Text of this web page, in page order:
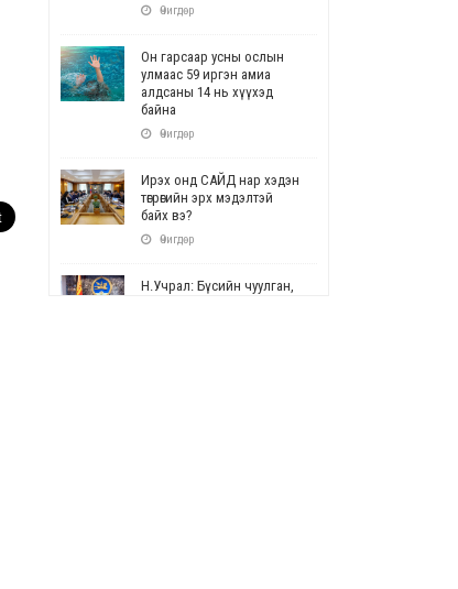
Өчигдөр
Он гарсаар усны ослын
улмаас 59 иргэн амиа
алдсаны 14 нь хүүхэд
байна
Өчигдөр
Ирэх онд САЙД нар хэдэн
төгрөгийн эрх мэдэлтэй
байх вэ?
Өчигдөр
Н.Учрал: Бүсийн чуулган,